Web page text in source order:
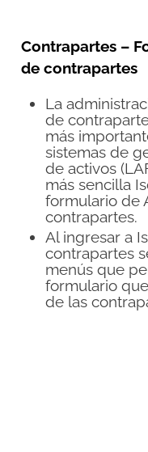
Contrapartes –
de contrapartes
La
de
más
sistemas de
de activos
más sencilla
formulario de
contrapartes.
Al ingresar a
contrapartes
menús que
formulario
de las